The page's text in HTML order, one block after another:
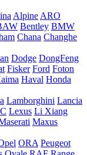
Alpine ARO
Bentley BMW
Chana Changhe
Dodge DongFeng
Fisker Ford Foton
Haval Honda
Lamborghini Lancia
Lexus Li Xiang
Maxus
ORA Peugeot